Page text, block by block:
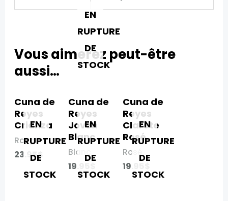
Vous aimerez peut-être
aussi…
Cuna de
Reyes
Crianza​
Rouge
23.95$
EN
RUPTURE
DE
STOCK
Cuna de
Reyes
Joven
Blanc​
Blanc
19.95
Cuna de
Reyes
Clarete
Rosé​
Rosé
19.95
EN
RUPTURE
DE
STOCK
EN
RUPTURE
DE
STOCK
EN
RUPTURE
DE
STOCK